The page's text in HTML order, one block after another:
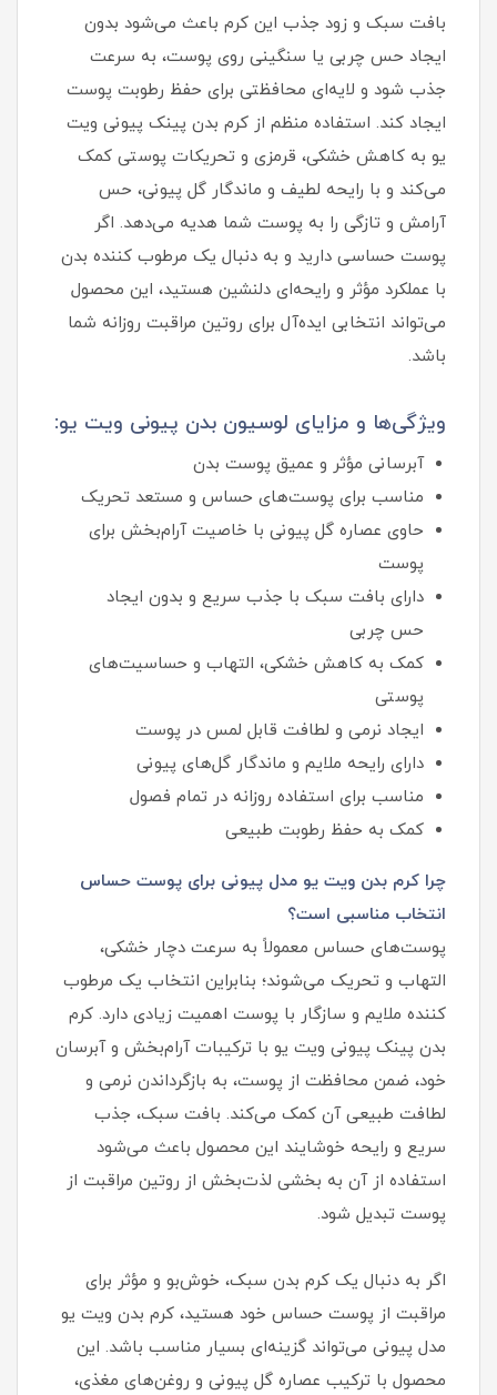
بافت سبک و زود جذب این کرم باعث می‌شود بدون
ایجاد حس چربی یا سنگینی روی پوست، به سرعت
جذب شود و لایه‌ای محافظتی برای حفظ رطوبت پوست
ایجاد کند. استفاده منظم از کرم بدن پینک پیونی ویت
یو به کاهش خشکی، قرمزی و تحریکات پوستی کمک
می‌کند و با رایحه لطیف و ماندگار گل پیونی، حس
آرامش و تازگی را به پوست شما هدیه می‌دهد. اگر
پوست حساسی دارید و به دنبال یک مرطوب‌ کننده بدن
با عملکرد مؤثر و رایحه‌ای دلنشین هستید، این محصول
می‌تواند انتخابی ایده‌آل برای روتین مراقبت روزانه شما
باشد.
ویژگی‌ها و مزایای لوسیون بدن پیونی ویت یو:
آبرسانی مؤثر و عمیق پوست بدن
مناسب برای پوست‌های حساس و مستعد تحریک
حاوی عصاره گل پیونی با خاصیت آرام‌بخش برای
پوست
دارای بافت سبک با جذب سریع و بدون ایجاد
حس چربی
کمک به کاهش خشکی، التهاب و حساسیت‌های
پوستی
ایجاد نرمی و لطافت قابل‌ لمس در پوست
دارای رایحه ملایم و ماندگار گل‌های پیونی
مناسب برای استفاده روزانه در تمام فصول
کمک به حفظ رطوبت طبیعی
چرا کرم بدن ویت یو مدل پیونی برای پوست حساس
انتخاب مناسبی است؟
پوست‌های حساس معمولاً به سرعت دچار خشکی،
التهاب و تحریک می‌شوند؛ بنابراین انتخاب یک مرطوب‌
کننده ملایم و سازگار با پوست اهمیت زیادی دارد. کرم
بدن پینک پیونی ویت یو با ترکیبات آرام‌بخش و آبرسان
خود، ضمن محافظت از پوست، به بازگرداندن نرمی و
لطافت طبیعی آن کمک می‌کند. بافت سبک، جذب
سریع و رایحه خوشایند این محصول باعث می‌شود
استفاده از آن به بخشی لذت‌بخش از روتین مراقبت از
پوست تبدیل شود.
اگر به دنبال یک کرم بدن سبک، خوش‌بو و مؤثر برای
مراقبت از پوست حساس خود هستید، کرم بدن ویت یو
مدل پیونی می‌تواند گزینه‌ای بسیار مناسب باشد. این
محصول با ترکیب عصاره گل پیونی و روغن‌های مغذی،